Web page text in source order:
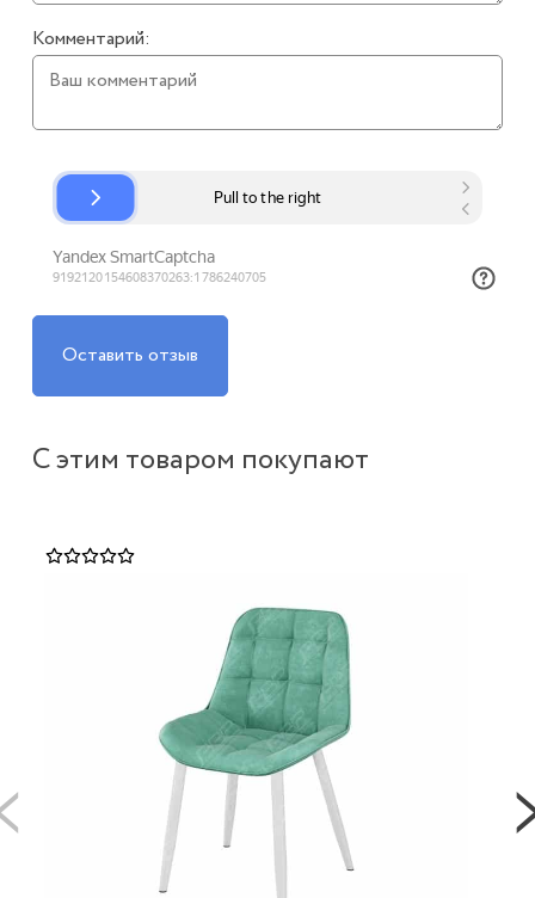
Комментарий:
Оставить отзыв
С этим товаром покупают